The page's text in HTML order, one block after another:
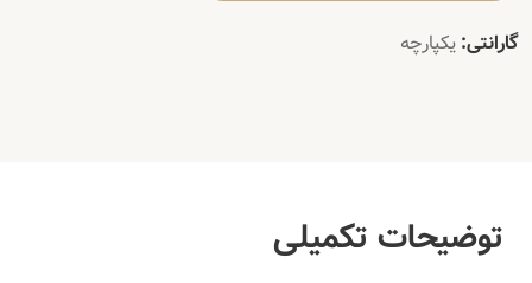
گارانتی: یکپارچه
توضیحات تکمیلی